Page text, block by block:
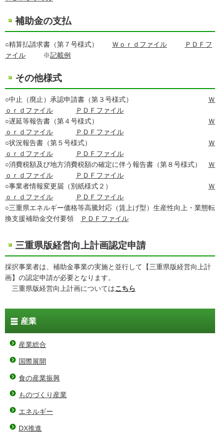
補助金の支払
○精算払請求書（第７号様式） Ｗｏｒｄファイル
ＰＤＦフ
ァイル ※記載例
その他様式
○中止（廃止）承認申請書（第３号様式） Ｗ
ｏｒｄファイル
ＰＤＦファイル
○遅延等報告書（第４号様式） Ｗ
ｏｒｄファイル
ＰＤＦファイル
○状況報告書（第５号様式） Ｗ
ｏｒｄファイル
ＰＤＦファイル
○消費税額及び地方消費税額の確定に伴う報告書（第８号様式） Ｗ
ｏｒｄファイル
ＰＤＦファイル
○事業者情報変更届（別紙様式２） Ｗ
ｏｒｄファイル
ＰＤＦファイル
○三重県エネルギー価格等高騰対応（賃上げ型）生産性向上・業態転
換支援補助金交付要領
ＰＤＦファイル
三重県版経営向上計画認定申請
採択事業者は、補助金事業の実施と並行して【三重県版経営向上計
画】の認定申請が必要となります。
三重県版経営向上計画についてはこちら
産業
産業総合
国際展開
食の産業振興
ものづくり産業
エネルギー
DX推進